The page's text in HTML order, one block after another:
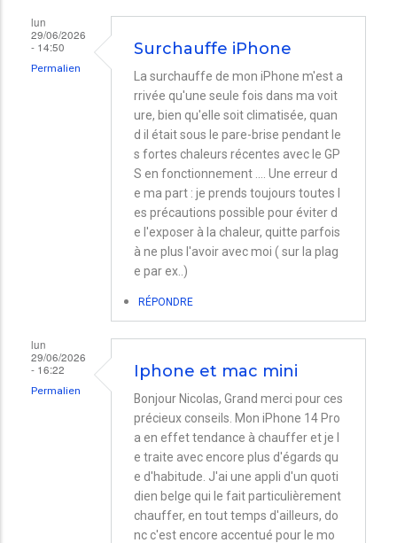
lun
29/06/2026
- 14:50
Permalien
Surchauffe iPhone
La surchauffe de mon iPhone m'est a
rrivée qu'une seule fois dans ma voit
ure, bien qu'elle soit climatisée, quan
d il était sous le pare-brise pendant le
s fortes chaleurs récentes avec le GP
S en fonctionnement .... Une erreur d
e ma part : je prends toujours toutes l
es précautions possible pour éviter d
e l'exposer à la chaleur, quitte parfois
à ne plus l'avoir avec moi ( sur la plag
e par ex..)
RÉPONDRE
lun
29/06/2026
- 16:22
Permalien
Iphone et mac mini
Bonjour Nicolas, Grand merci pour ces
précieux conseils. Mon iPhone 14 Pro
a en effet tendance à chauffer et je l
e traite avec encore plus d'égards qu
e d'habitude. J'ai une appli d'un quoti
dien belge qui le fait particulièrement
chauffer, en tout temps d'ailleurs, do
nc c'est encore accentué pour le mo